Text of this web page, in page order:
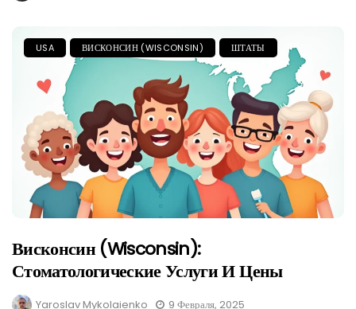
USA ВИСКОНСИН (WISCONSIN) ШТАТЫ
Висконсин (Wisconsin):
Стоматологические Услуги И Цены
Yaroslav Mykolaienko 9 Февраля, 2025